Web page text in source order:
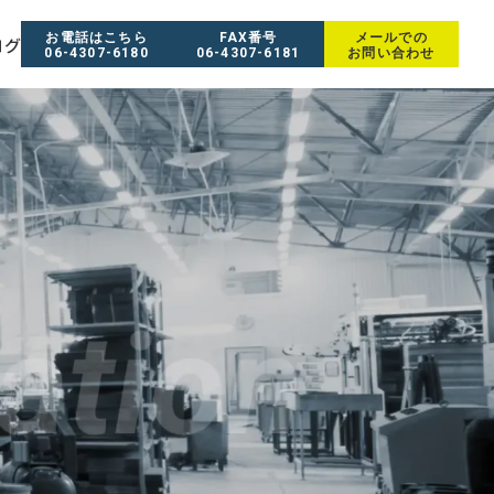
お電話はこちら
06-4307-6180
FAX番号
06-4307-6181
メールでの
お問い合わせ